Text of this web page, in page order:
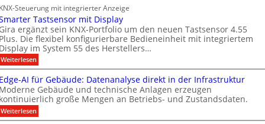
n
M
a
r
k
e
t
n
e
r
b
e
i
M
D
T
ü
h
e
s
t
e
r
k
e
a
e
r
ö
f
f
n
e
t
n
c
h
e
r
h
e
i
t
s
e
x
p
o
M
Steuerung mit integrierter Anzeige
Tastsensor mit Display
ergänzt sein KNX-Portfolio um den neuen Tastsensor 4.55
Die flexibel konfigurierbare Bedieneinheit mit integriertem
im System 55 des Herstellers…
Weiterlesen:
S
m
a
r
t
r
AI für Gebäude: Datenanalyse direkt in der Infrastruktur
Gebäude und technische Anlagen erzeugen
große Mengen an Betriebs- und Zustandsdaten.
Weiterlesen:
E